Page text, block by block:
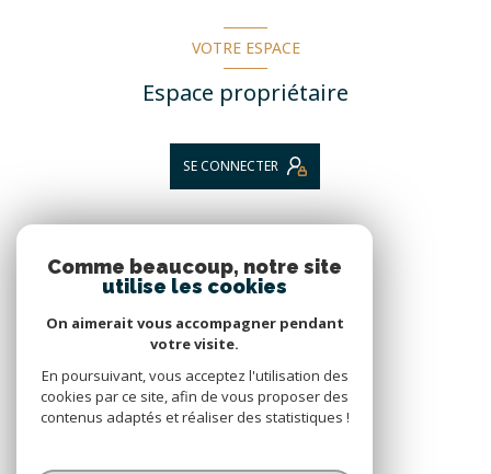
VOTRE ESPACE
Espace propriétaire
SE CONNECTER
Nous suivre
Comme beaucoup, notre site
utilise les cookies
On aimerait vous accompagner pendant
votre visite.
En poursuivant, vous acceptez l'utilisation des
cookies par ce site, afin de vous proposer des
contenus adaptés et réaliser des statistiques !